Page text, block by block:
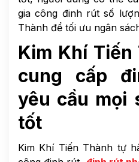
gia công đinh rút số
Thành để tối ưu ngân
Kim Khí Tiến
cung cấp
yêu cầu mọi
tốt
Kim Khí Tiến Thành tự